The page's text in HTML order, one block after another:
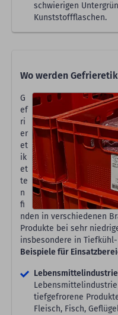
schwierigen
Kunststoffflaschen.
Wo werden
G
ef
ri
er
et
ik
et
te
n
fi
nden in verschiedenen
Produkte bei sehr
insbesondere in
Beispiele für
tiefgefrorene
Fleisch, Fisch,